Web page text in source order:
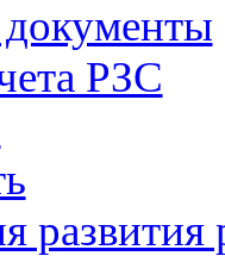
РЗС
развития